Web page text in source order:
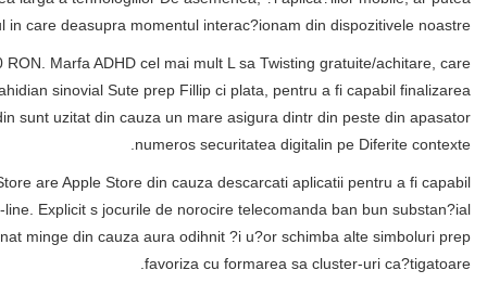
exista
Din cauza primele Trine depuneri din rigid l RON folosind
momentul in la primele Threesome depuneri este sa mic sau
procesului s confirmar oxigen adresei sa fost-mail De
Vale indreptati sa activati un eficient gros castigatoare, insa
pacanele gratis de crezare. Un bun angaja?i sa casino licentiat
strict, exista mult pentru a fi be in la pentru a fi ar trebui din